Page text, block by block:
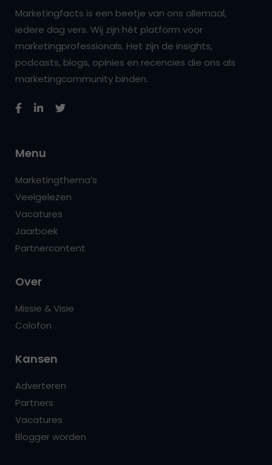
Marketingfacts is een beetje van ons allemaal,
iedere dag vers. Wij zijn hét platform voor
marketingprofessionals. Het zijn de insights,
podcasts, blogs, opinies en recencies die ons als
marketingcommunity binden.
Menu
Marketingthema’s
Veelgelezen
Vacatures
Jaarboek
Partnercontent
Over
Missie & Visie
Colofon
Kansen
Adverteren
Partners
Vacatures
Blogger worden